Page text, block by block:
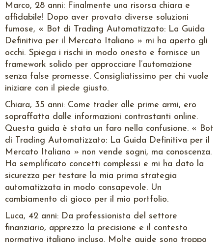
Marco, 28 anni: Finalmente una risorsa chiara e
affidabile! Dopo aver provato diverse soluzioni
fumose, « Bot di Trading Automatizzato: La Guida
Definitiva per il Mercato Italiano » mi ha aperto gli
occhi. Spiega i rischi in modo onesto e fornisce un
framework solido per approcciare l’automazione
senza false promesse. Consigliatissimo per chi vuole
iniziare con il piede giusto.
Chiara, 35 anni: Come trader alle prime armi, ero
sopraffatta dalle informazioni contrastanti online.
Questa guida è stata un faro nella confusione. « Bot
di Trading Automatizzato: La Guida Definitiva per il
Mercato Italiano » non vende sogni, ma conoscenza.
Ha semplificato concetti complessi e mi ha dato la
sicurezza per testare la mia prima strategia
automatizzata in modo consapevole. Un
cambiamento di gioco per il mio portfolio.
Luca, 42 anni: Da professionista del settore
finanziario, apprezzo la precisione e il contesto
normativo italiano incluso. Molte guide sono troppo